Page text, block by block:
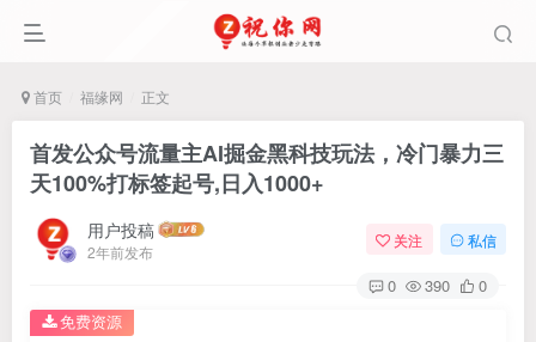
首页 福缘网 正文
首发公众号流量主AI掘金黑科技玩法，冷门暴力三
天100%打标签起号,日入1000+
用户投稿
2年前发布
关注 私信
0 390 0
免费资源